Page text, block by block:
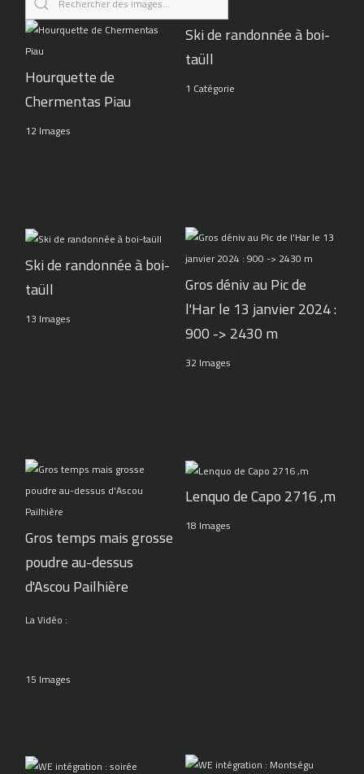
Hourquette de
Chermentas Piau
12 Images
Ski de randonnée à boi-
taüll
1 Catégorie
Ski de randonnée à boi-
taüll
13 Images
Gros déniv au Pic de
l'Har le 13 janvier 2024 :
900 -> 2430 m
32 Images
Gros temps mais grosse
poudre au-dessus
d'Ascou Pailhière
La Vidéo :
15 Images
Lenquo de Capo 2716 ,m
18 Images